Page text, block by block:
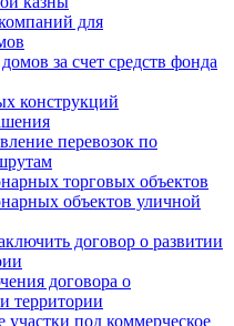
для
за счет средств фонда
конструкций
перевозок по
торговых объектов
объектов уличной
договор о развитии
договора о
территории
под коммерческое